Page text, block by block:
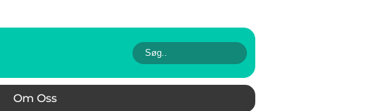
Om Oss